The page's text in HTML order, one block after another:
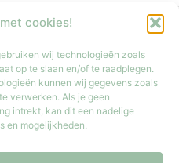
cookies!
wij technologieën zoals
op te slaan en/of te raadplegen.
kunnen wij gegevens zoals
verwerken. Als je geen
intrekt, kan dit een nadelige
en mogelijkheden.